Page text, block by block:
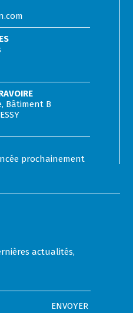
Bâtiment B
prochainement
actualités,